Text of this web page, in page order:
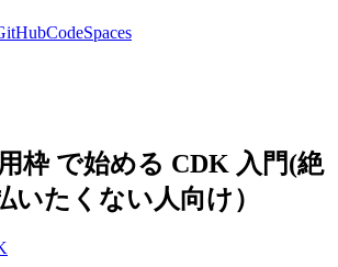
枠 で始める CDK 入門(絶
いたくない人向け）